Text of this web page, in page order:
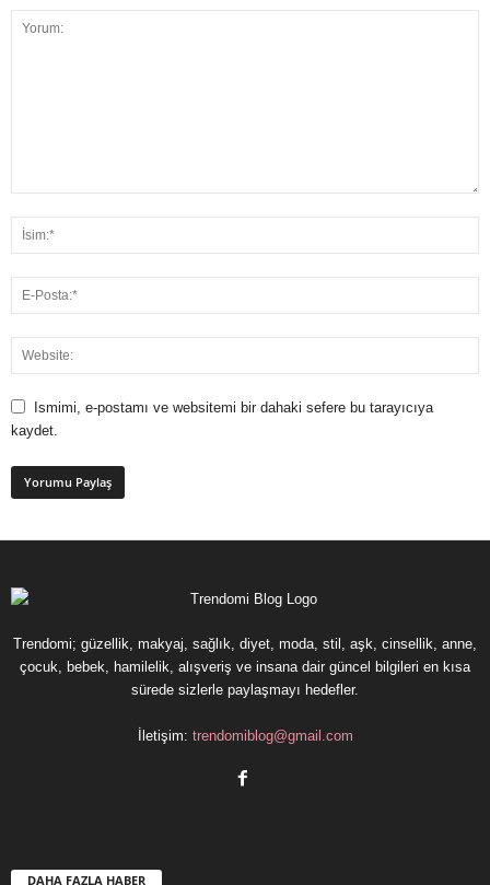
Ismimi, e-postamı ve websitemi bir dahaki sefere bu tarayıcıya
kaydet.
Trendomi; güzellik, makyaj, sağlık, diyet, moda, stil, aşk, cinsellik, anne,
çocuk, bebek, hamilelik, alışveriş ve insana dair güncel bilgileri en kısa
sürede sizlerle paylaşmayı hedefler.
İletişim: trendomiblog@gmail.com
DAHA FAZLA HABER